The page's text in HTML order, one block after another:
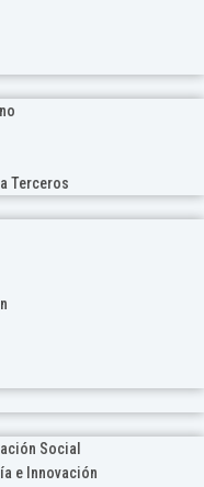
Terceros
Social
e Innovación